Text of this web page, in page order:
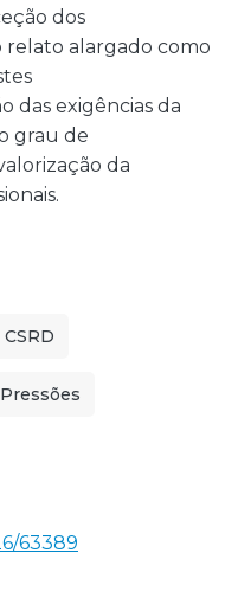
dos
relato alargado como
das exigências da
grau de
da
CSRD
Pressões
63389